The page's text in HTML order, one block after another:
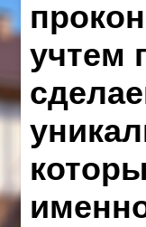
учтем